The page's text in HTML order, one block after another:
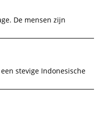
De mensen zijn
stevige Indonesische